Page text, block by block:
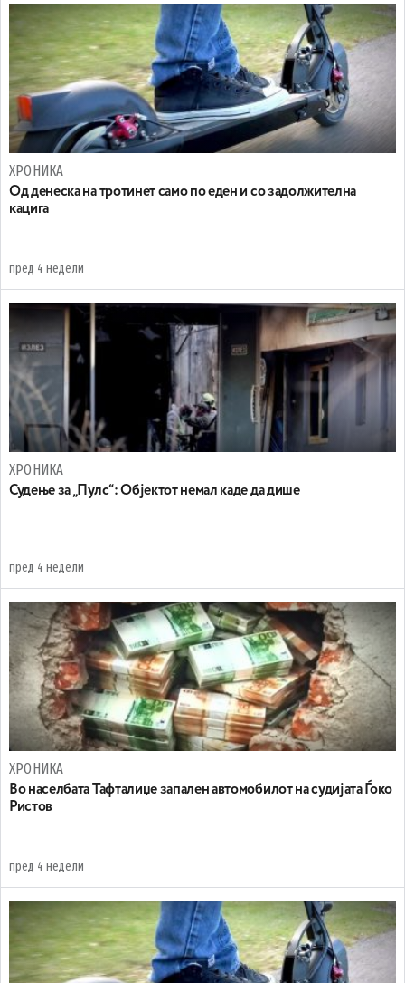
ХРОНИКА
Oд денеска на тротинет само по еден и со задолжителна
кацига
пред 4 недели
ХРОНИКА
Судење за „Пулс“: Објектот немал каде да дише
пред 4 недели
ХРОНИКА
Во населбата Тафталиџе запален автомобилот на судијата Ѓоко
Ристов
пред 4 недели